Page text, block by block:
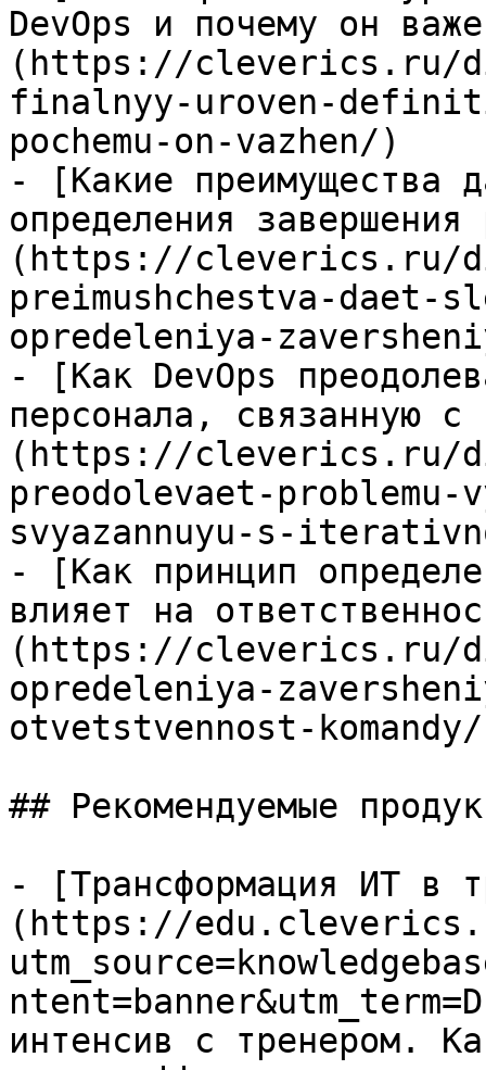
DevOps и почему он
(https://cleverics.ru/
finalnyy-uroven-
pochemu-on-vazhen/)
- [Какие преимущества
определения
(https://cleverics.ru/
preimushchestva-daet-
opredeleniya-
- [Как DevOps
персонала, связанную с
(https://cleverics.ru/
preodolevaet-
svyazannuyu-s-
- [Как принцип
влияет на
(https://cleverics.ru/
opredeleniya-
otvetstvennost-
## Рекомендуемые
- [Трансформация ИТ в
(https://
интенсив с тренером.